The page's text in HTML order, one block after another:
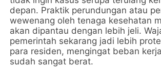
depan. Praktik perundungan atau
wewenang oleh tenaga kesehatan
akan dipantau dengan lebih jeli.
pemerintah sekarang jadi lebih
para residen, mengingat beban
sudah sangat berat.